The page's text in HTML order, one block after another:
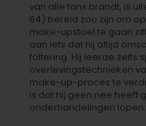
van alle fans brandt, is
64) bereid zou zijn om
make-upstoel te gaan
aan iets dat hij altijd
foltering. Hij leerde zelfs
overlevingstechnieken
make-up-proces te
is dat hij geen nee heeft
onderhandelingen lopen.